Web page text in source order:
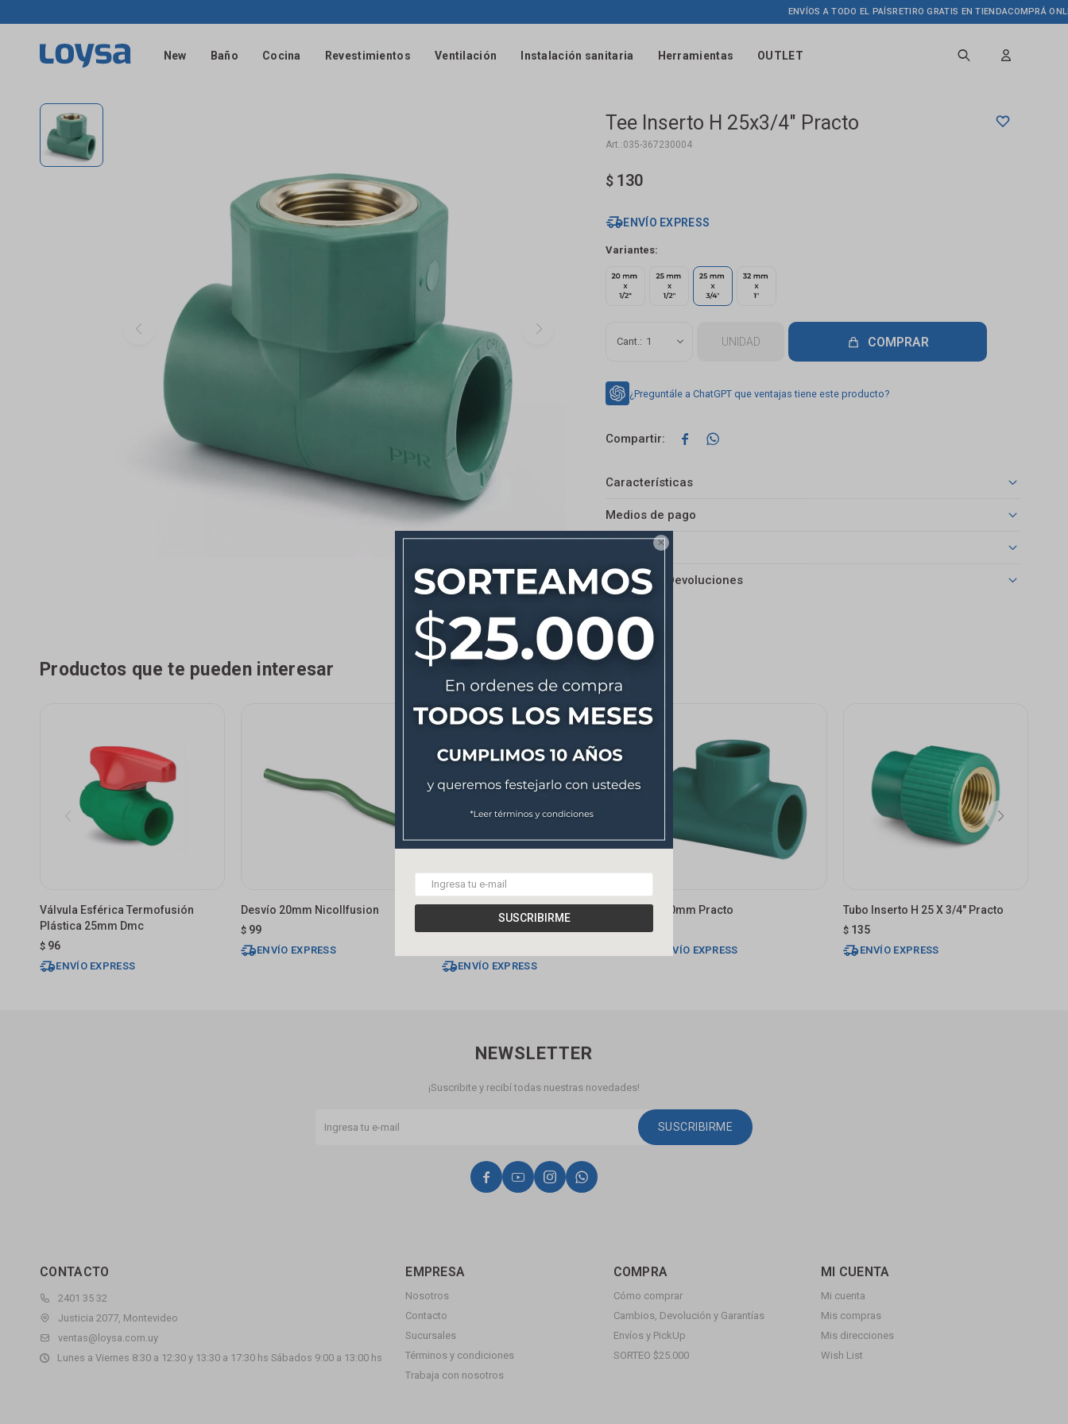

SUSCRIBIRME
New Baño Cocina Revestimientos Ventilación Instalación sanitaria Herramientas OUTLET
ENVÍOS A TODO EL PAÍS RETIRO GRATIS EN TIENDACOMPRÁ ONLINE
Tee Inserto H 25x3/4" Practo
035-367230004
$ 130
ENVÍO EXPRESS
Variantes:
1 UNIDAD COMPRAR
¿Preguntále a ChatGPT que ventajas tiene este producto?
 
Características
Medios de pago
Cambios y Devoluciones
Productos que te pueden interesar
Válvula Esférica Termofusión
Plástica 25mm Dmc
$ 96
ENVÍO EXPRESS
Desvío 20mm Nicollfusion
$ 99
ENVÍO EXPRESS
Nicollfusion
ENVÍO EXPRESS
Tee 50mm Practo
$ 135
ENVÍO EXPRESS
Tubo Inserto H 25 X 3/4" Practo
$ 135
ENVÍO EXPRESS
CONTACTO
2401 35 32
Justicia 2077, Montevideo
ventas@loysa.com.uy
Lunes a Viernes 8:30 a 12:30 y 13:30 a 17:30 hs Sábados 9:00 a 13:00 hs
EMPRESA
Nosotros
Contacto
Sucursales
Términos y condiciones
Trabaja con nosotros
COMPRA
Cómo comprar
Cambios, Devolución y Garantías
Envíos y PickUp
SORTEO $25.000
MI CUENTA
Mi cuenta
Mis compras
Mis direcciones
Wish List
NEWSLETTER
¡Suscribite y recibí todas nuestras novedades!
SUSCRIBIRME
   